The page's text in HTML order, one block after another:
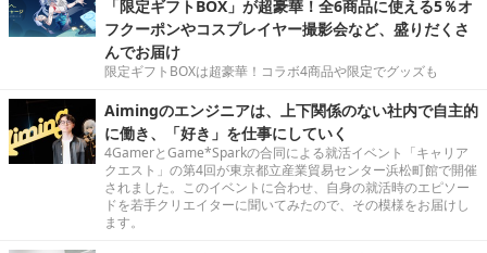
「限定ギフトBOX」が超豪華！全6商品に使える5％オ
フクーポンやコスプレイヤー撮影会など、盛りだくさ
んでお届け
限定ギフトBOXは超豪華！コラボ4商品や限定でグッズも
Aimingのエンジニアは、上下関係のない社内で自主的
に働き、「好き」を仕事にしていく
4GamerとGame*Sparkの合同による就活イベント「キャリア
クエスト」の第4回が東京都立産業貿易センター浜松町館で開催
されました。このイベントに合わせ、自身の就活時のエピソー
ドを若手クリエイターに聞いてみたので、その模様をお届けし
ます。